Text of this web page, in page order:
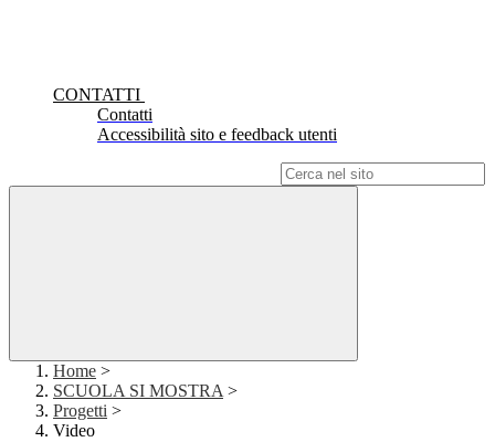
CONTATTI
Contatti
Accessibilità sito e feedback utenti
Home >
SCUOLA SI MOSTRA >
Progetti >
Video